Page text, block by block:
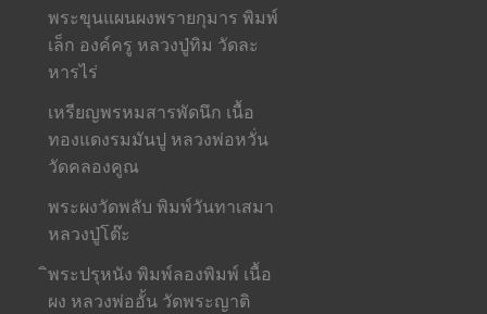
พระขุนแผนผงพรายกุมาร พิมพ์
เล็ก องค์ครู หลวงปู่ทิม วัดละ
หารไร่
เหรียญพรหมสารพัดนึก เนื้อ
ทองแดงรมมันปู หลวงพ่อหวั่น
วัดคลองคูณ
พระผงวัดพลับ พิมพ์วันทาเสมา
หลวงปู่โต๊ะ
ิพระปรุหนัง พิมพ์ลองพิมพ์ เนื้อ
ผง หลวงพ่ออั้น วัดพระญาติ